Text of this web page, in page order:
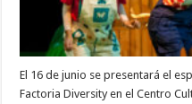
El 16 de junio se presentará el
Factoria Diversity en el Centro